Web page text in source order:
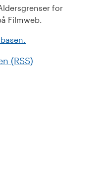
for
Filmweb.
(RSS)